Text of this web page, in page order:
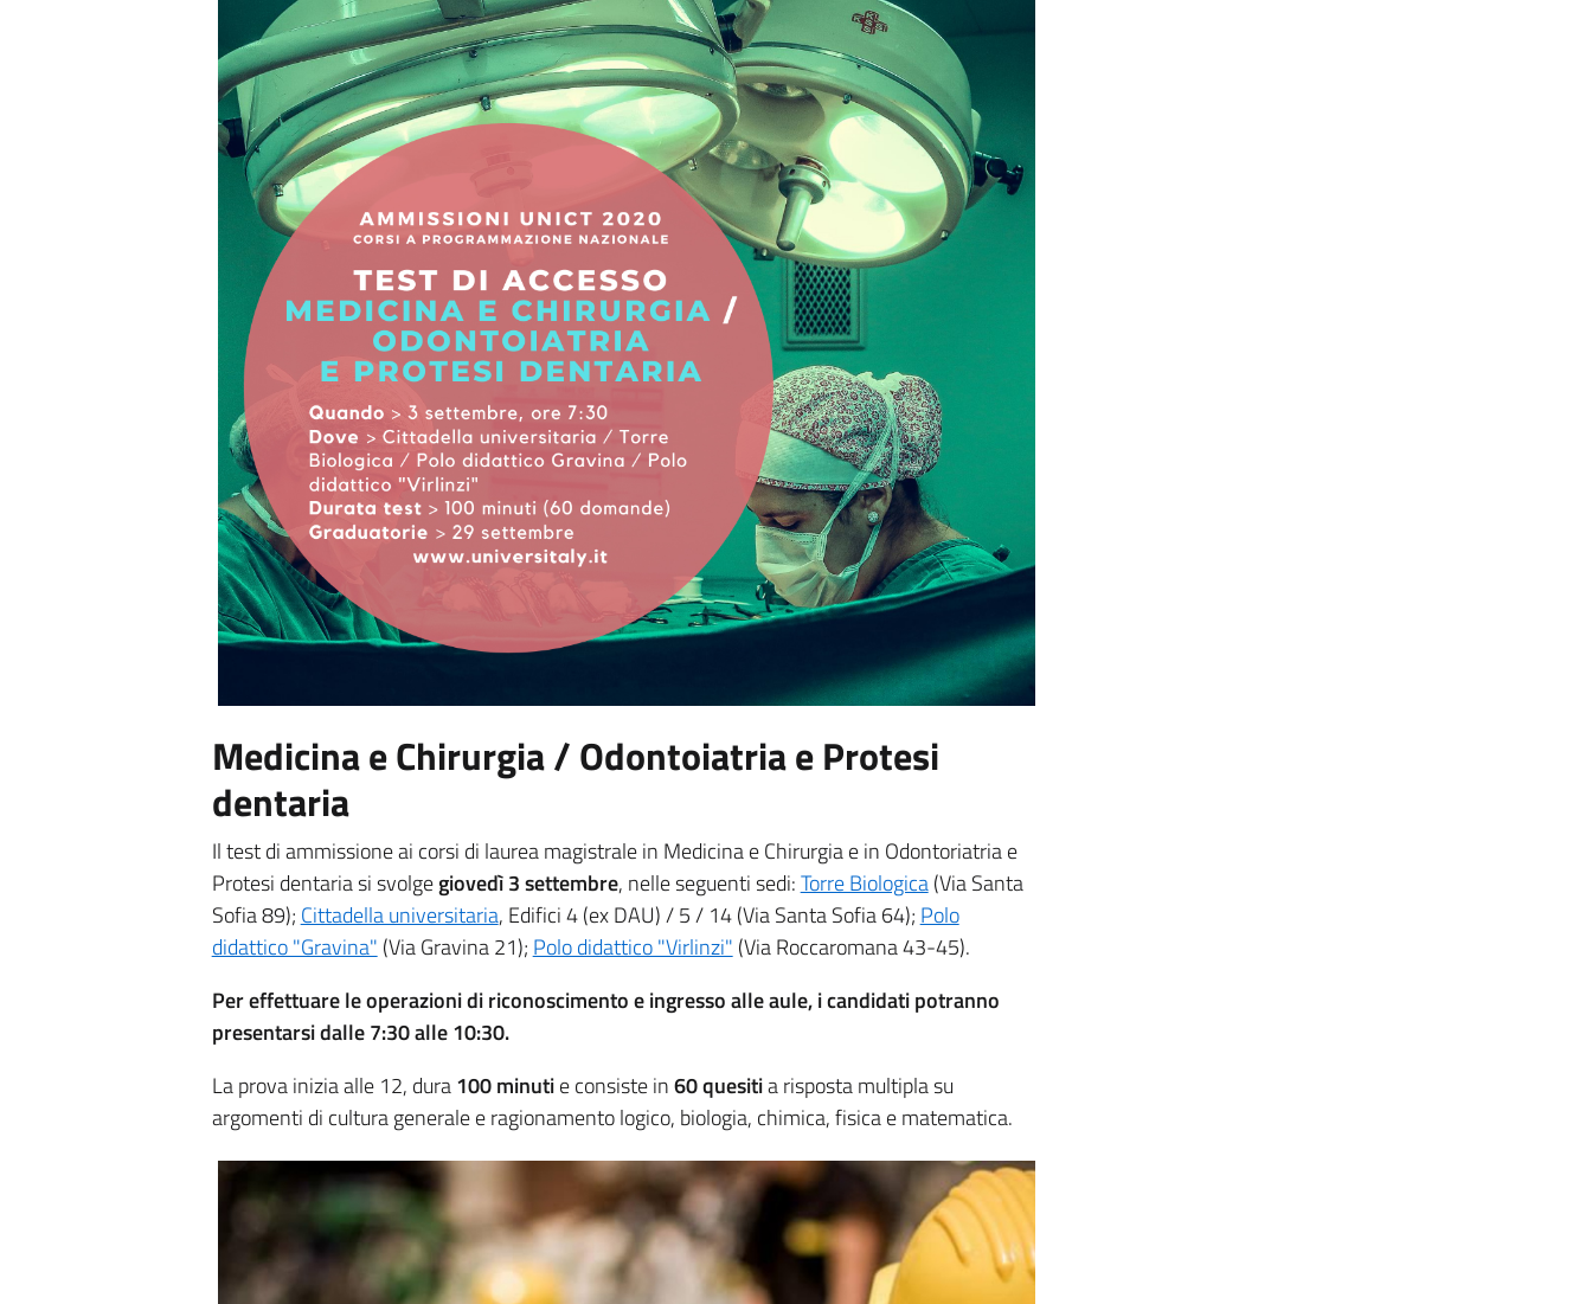
Medicina e Chirurgia / Odontoiatria e Protesi
dentaria
Il test di ammissione ai corsi di laurea magistrale in Medicina e Chirurgia e in Odontoriatria e
Protesi dentaria si svolgegiovedì 3 settembre, nelle seguenti sedi:Torre Biologica(Via Santa
Sofia 89); Cittadella universitaria, Edifici 4 (ex DAU) / 5 / 14 (Via Santa Sofia 64); Polo
didattico "Gravina" (Via Gravina 21); Polo didattico "Virlinzi" (Via Roccaromana 43-45).
Per effettuare le operazioni di riconoscimento e ingresso alle aule, i candidati potranno
presentarsi dalle 7:30 alle 10:30.
La prova inizia alle 12, dura100 minutie consiste in60 quesitia risposta multipla su
argomenti di cultura generale e ragionamento logico, biologia, chimica, fisica e matematica.